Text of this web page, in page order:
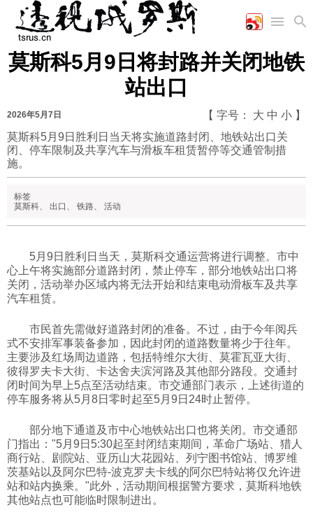
首页
国际
时政
军事
空军
陆军
军事合作
评论
经济
财经
工业
能源
农业
科技
社会
文化
文艺
美食
娱乐
历史
图片新闻
漫画
视频
图表
莫斯科5月9日将封路并关闭地铁
站出口
2026年5月7日 【 字号： 大 中 小 】
莫斯科5月9日胜利日当天将实施道路封闭、地铁站出口关
闭、停车限制及共享汽车与滑板车租赁暂停等交通管制措
施。
标签
莫斯科、 出口 、 铁路、 活动
5月9日胜利日当天，莫斯科交通运营将进行调整。市中
心上午将实施部分道路封闭，禁止停车，部分地铁站出口将
关闭，活动举办区域内将无法开始和结束电动滑板车及共享
汽车租赁。
市民首先需做好道路封闭的准备。不过，由于今年阅兵
式不安排军事装备参加，因此封闭的道路数量将少于往年。
主要涉及红场周边道路，包括特维尔大街、莫霍瓦亚大街、
彼得罗夫卡大街、卡达舍夫滨河路及其他部分路段。交通封
闭时间为早上5点至活动结束。市交通部门表示，上述街道的
停车服务将从5月8日零时起至5月9日24时止暂停。
部分地下通道及市中心地铁站出口也将关闭。市交通部
门指出："5月9日5:30起至封闭结束期间，革命广场站、猎人
商行站、剧院站、亚历山大花园站、列宁图书馆站、博罗维
茨基站以及阿尔巴特-波克罗夫卡线的阿尔巴特站将仅允许进
站和站内换乘。"此外，活动期间根据警方要求，莫斯科地铁
其他站点也可能临时限制进出。